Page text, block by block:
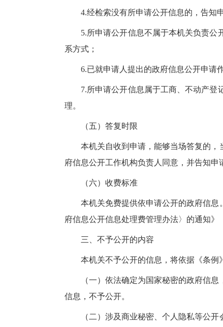
4.经检索没有所申请公开信息的，告知
5.所申请公开信息不属于本机关负责
系方式；
6.已就申请人提出的政府信息公开申请
7.所申请公开信息属于工商、不动产
理。
（五）答复时限
本机关自收到申请，能够当场答复的
府信息公开工作机构负责人同意，并告知申
（六）收费标准
本机关免费提供依申请公开的政府信
府信息公开信息处理费管理办法〉的通知》
三、不予公开的内容
本机关不予公开的信息，将依据《条例
（一）依法确定为国家秘密的政府信
信息，不予公开。
（二）涉及商业秘密、个人隐私等公